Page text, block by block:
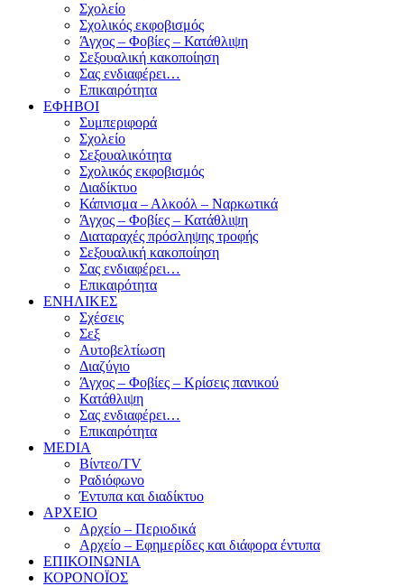
Σχολείο
Σχολικός εκφοβισμός
Άγχος – Φοβίες – Κατάθλιψη
Σεξουαλική κακοποίηση
Σας ενδιαφέρει…
Επικαιρότητα
ΕΦΗΒΟΙ
Συμπεριφορά
Σχολείο
Σεξουαλικότητα
Σχολικός εκφοβισμός
Διαδίκτυο
Κάπνισμα – Αλκοόλ – Ναρκωτικά
Άγχος – Φοβίες – Κατάθλιψη
Διαταραχές πρόσληψης τροφής
Σεξουαλική κακοποίηση
Σας ενδιαφέρει…
Επικαιρότητα
ΕΝΗΛΙΚΕΣ
Σχέσεις
Σεξ
Αυτοβελτίωση
Διαζύγιο
Άγχος – Φοβίες – Κρίσεις πανικού
Κατάθλιψη
Σας ενδιαφέρει…
Επικαιρότητα
MEDIA
Βίντεο/TV
Ραδιόφωνο
Έντυπα και διαδίκτυο
ΑΡΧΕΙΟ
Αρχείο – Περιοδικά
Αρχείο – Εφημερίδες και διάφορα έντυπα
ΕΠΙΚΟΙΝΩΝΙΑ
ΚΟΡΟΝΟΪΟΣ